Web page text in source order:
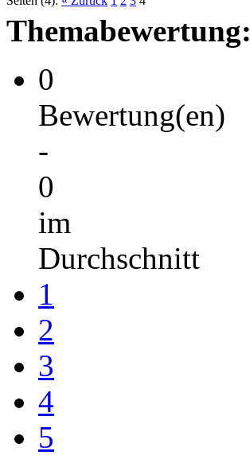
Themabewertung:
0
Bewertung(en)
-
0
im
Durchschnitt
1
2
3
4
5